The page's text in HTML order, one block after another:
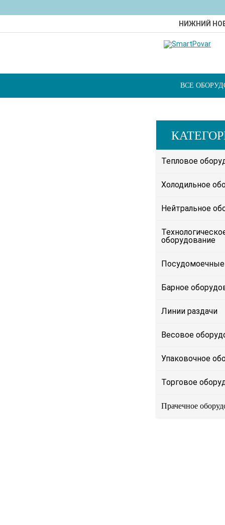
НИЖНИЙ
ВСЕ
Тепловое
Холодильное
Нейтральное
оборудование
Барное
Линии раздачи
Весовое
Упаковочное
Торговое
Прачечное